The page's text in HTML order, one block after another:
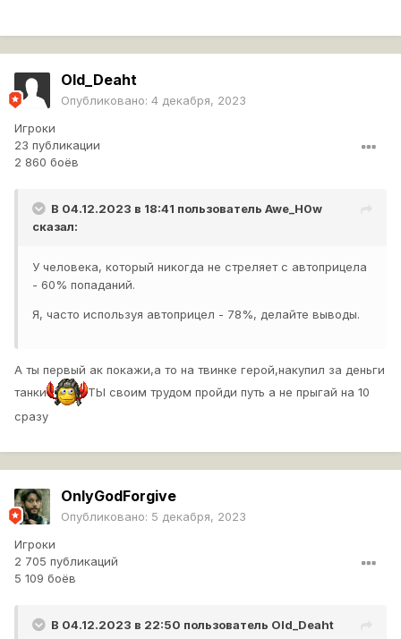
Old_Deaht
Опубликовано: 4 декабря, 2023
Игроки
23 публикации
2 860 боёв
В 04.12.2023 в 18:41 пользователь Awe_H0w
сказал:
У человека, который никогда не стреляет с автоприцела
- 60% попаданий.
Я, часто используя автоприцел - 78%, делайте выводы.
А ты первый ак покажи,а то на твинке герой,накупил за деньги
танки
ТЫ своим трудом пройди путь а не прыгай на 10
сразу
OnlyGodForgive
Опубликовано: 5 декабря, 2023
Игроки
2 705 публикаций
5 109 боёв
В 04.12.2023 в 22:50 пользователь Old_Deaht